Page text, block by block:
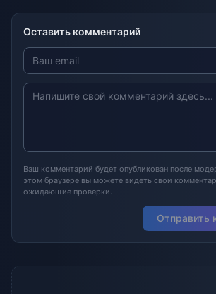
Оставить комментарий
Ваш комментарий будет опубликован после
этом браузере вы можете видеть свои
ожидающие проверки.
Отправить